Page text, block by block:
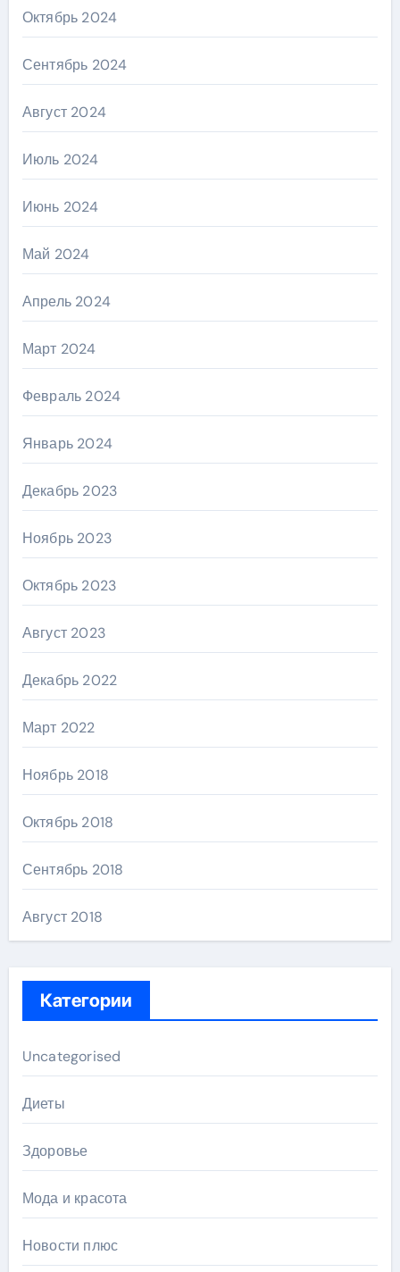
Октябрь 2024
Сентябрь 2024
Август 2024
Июль 2024
Июнь 2024
Май 2024
Апрель 2024
Март 2024
Февраль 2024
Январь 2024
Декабрь 2023
Ноябрь 2023
Октябрь 2023
Август 2023
Декабрь 2022
Март 2022
Ноябрь 2018
Октябрь 2018
Сентябрь 2018
Август 2018
Категории
Uncategorised
Диеты
Здоровье
Мода и красота
Новости плюс